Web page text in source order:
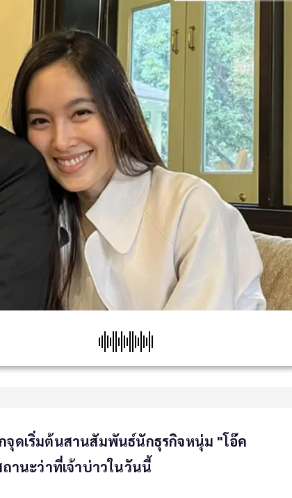
จุดเริ่มต้นสานสัมพันธ์นักธุรกิจหนุ่ม "โอ๊ค
านะว่าที่เจ้าบ่าวในวันนี้